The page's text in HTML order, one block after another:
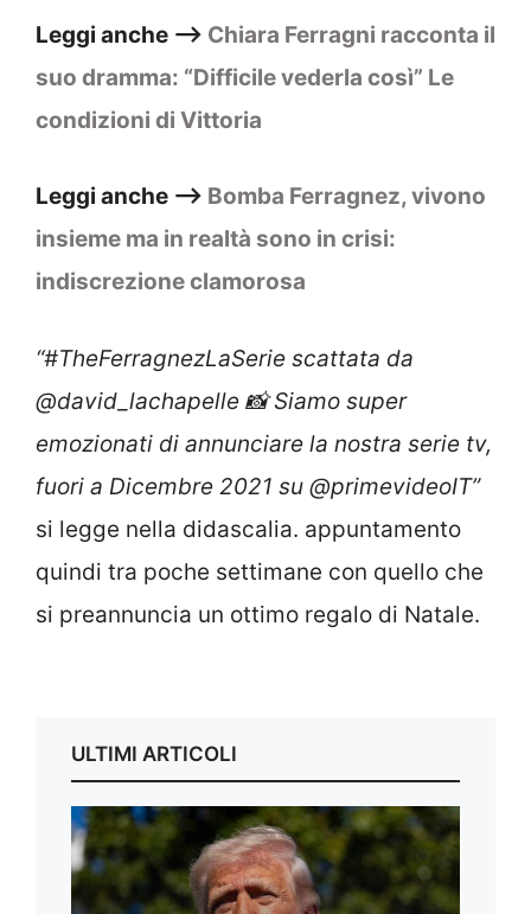
Leggi anche –> Chiara Ferragni racconta il
suo dramma: “Difficile vederla così” Le
condizioni di Vittoria
Leggi anche –> Bomba Ferragnez, vivono
insieme ma in realtà sono in crisi:
indiscrezione clamorosa
“#TheFerragnezLaSerie scattata da
@david_lachapelle 📸 Siamo super
emozionati di annunciare la nostra serie tv,
fuori a Dicembre 2021 su @primevideoIT”
si legge nella didascalia. appuntamento
quindi tra poche settimane con quello che
si preannuncia un ottimo regalo di Natale.
ULTIMI ARTICOLI